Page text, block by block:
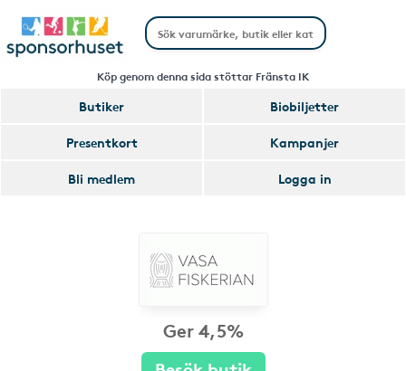
Köp genom denna sida stöttar Fränsta IK
Butiker
Biobiljetter
Presentkort
Kampanjer
Bli medlem
Logga in
Ger 4,5%